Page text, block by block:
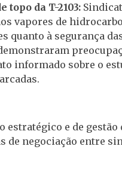
da T-2103:
vapores de
à segurança
informado sobre o
e de
negociação entre